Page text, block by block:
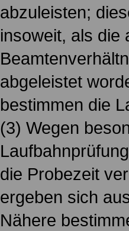
abzuleisten;
insoweit, als die
abgeleistet
bestimmen die
(3) Wegen
die Probezeit
ergeben sich
Nähere